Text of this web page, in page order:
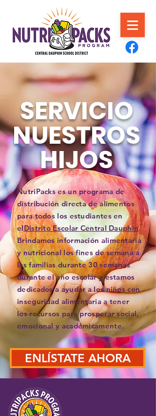
SERVICIO
NUESTROS
HIJOS
NutriPacks es un programa de
distribución directa de alimentos
para todos los estudiantes en
elDistrito Escolar Central Dauphin.
Brindamos información alimentaria
y nutricional los fines de semana a
las familias durante 30 semanas
durante el año escolar y estamos
dedicados a ayudar a los niños con
inseguridad alimentaria a tener
los recursos para prosperar social,
emocional y académicamente.
ENLÍSTATE AHORA